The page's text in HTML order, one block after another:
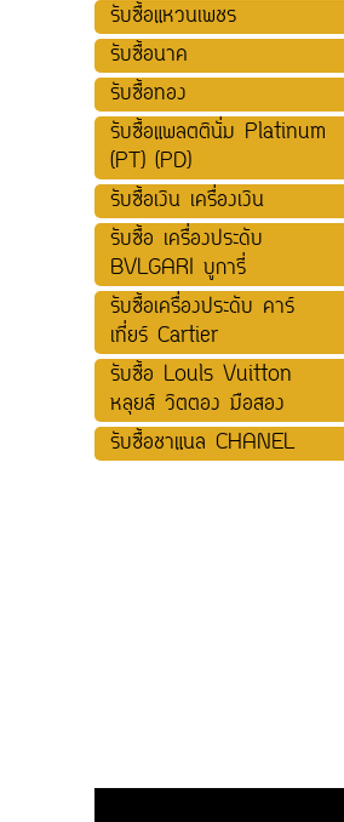
รับซื้อแหวนเพชร
รับซื้อนาค
รับซื้อทอง
รับซื้อแพลตตินั่ม Platinum
(PT) (PD)
รับซื้อเงิน เครื่องเงิน
รับซื้อ เครื่องประดับ
BVLGARI บูการี่
รับซื้อเครื่องประดับ คาร์
เที่ยร์ Cartier
รับซื้อ Louls Vuitton
หลุยส์ วิตตอง มือสอง
รับซื้อชาแนล CHANEL